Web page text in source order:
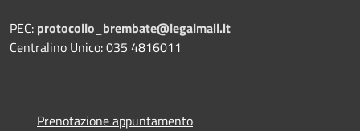
PEC: protocollo_brembate@legalmail.it
Centralino Unico: 035 4816011
Prenotazione appuntamento